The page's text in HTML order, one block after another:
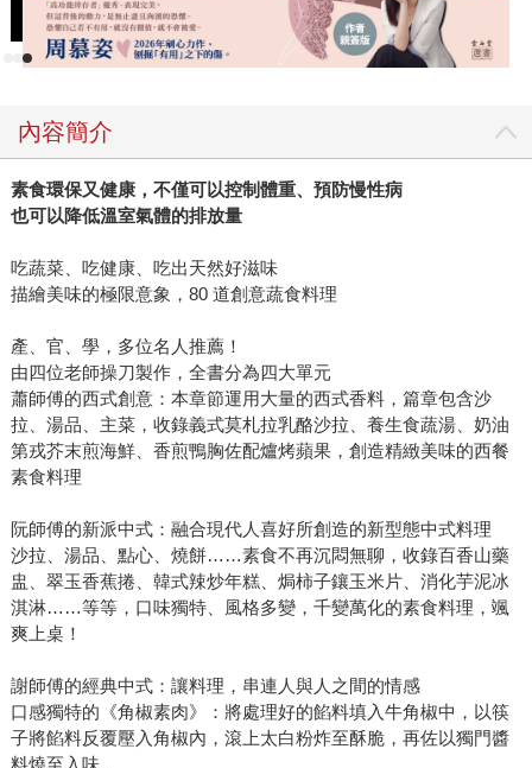
內容簡介
素食環保又健康，不僅可以控制體重、預防慢性病
也可以降低溫室氣體的排放量
吃蔬菜、吃健康、吃出天然好滋味
描繪美味的極限意象，80 道創意蔬食料理
產、官、學，多位名人推薦！
由四位老師操刀製作，全書分為四大單元
蕭師傅的西式創意：本章節運用大量的西式香料，篇章包含沙
拉、湯品、主菜，收錄義式莫札拉乳酪沙拉、養生食蔬湯、奶油
第戎芥末煎海鮮、香煎鴨胸佐配爐烤蘋果，創造精緻美味的西餐
素食料理
阮師傅的新派中式：融合現代人喜好所創造的新型態中式料理
沙拉、湯品、點心、燒餅……素食不再沉悶無聊，收錄百香山藥
盅、翠玉香蕉捲、韓式辣炒年糕、焗柿子鑲玉米片、消化芋泥冰
淇淋……等等，口味獨特、風格多變，千變萬化的素食料理，颯
爽上桌！
謝師傅的經典中式：讓料理，串連人與人之間的情感
口感獨特的《角椒素肉》：將處理好的餡料填入牛角椒中，以筷
子將餡料反覆壓入角椒內，滾上太白粉炸至酥脆，再佐以獨門醬
料燒至入味。